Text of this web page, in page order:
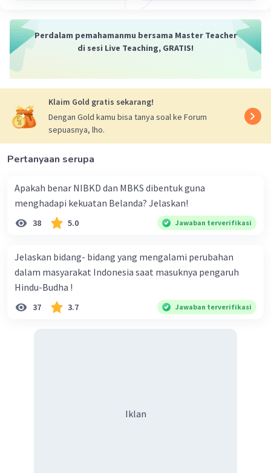
Perdalam pemahamanmu bersama Master Teacher
di sesi Live Teaching, GRATIS!
Klaim Gold gratis sekarang!
Dengan Gold kamu bisa tanya soal ke Forum
sepuasnya, lho.
Pertanyaan serupa
Apakah benar NIBKD dan MBKS dibentuk guna
menghadapi kekuatan Belanda? Jelaskan!
38 5.0 Jawaban terverifikasi
Jelaskan bidang- bidang yang mengalami perubahan
dalam masyarakat Indonesia saat masuknya pengaruh
Hindu-Budha !
37 3.7 Jawaban terverifikasi
Iklan